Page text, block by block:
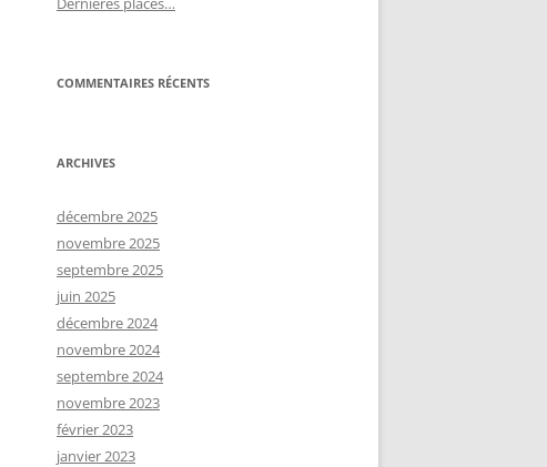
COMMENTAIRES RÉCENTS
ARCHIVES
décembre 2025
novembre 2025
septembre 2025
juin 2025
décembre 2024
novembre 2024
septembre 2024
novembre 2023
février 2023
janvier 2023